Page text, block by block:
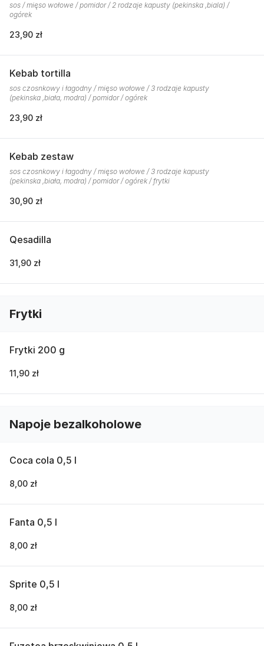
sos / mięso wołowe / pomidor / 2 rodzaje kapusty (pekinska ,biala) /
ogórek
23,90 zł
Kebab tortilla
sos czosnkowy i łagodny / mięso wołowe / 3 rodzaje kapusty
(pekinska ,biała, modra) / pomidor / ogórek
23,90 zł
Kebab zestaw
sos czosnkowy i łagodny / mięso wołowe / 3 rodzaje kapusty
(pekinska ,biała, modra) / pomidor / ogórek / frytki
30,90 zł
Qesadilla
31,90 zł
Frytki
Frytki 200 g
11,90 zł
Napoje bezalkoholowe
Coca cola 0,5 l
8,00 zł
Fanta 0,5 l
8,00 zł
Sprite 0,5 l
8,00 zł